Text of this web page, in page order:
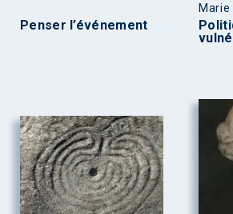
Penser l’événement
Marie